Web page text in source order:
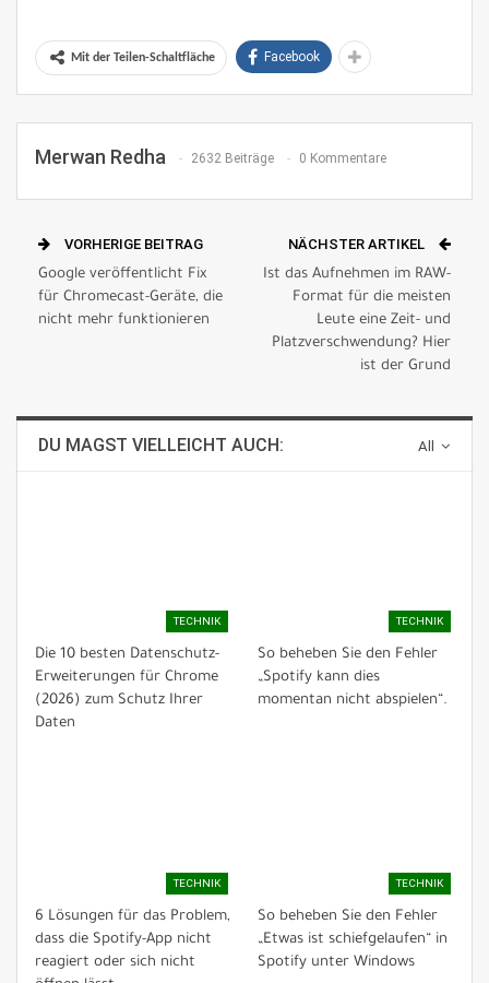
Mit der Teilen-Schaltfläche Facebook
Merwan Redha 2632 Beiträge 0 Kommentare
VORHERIGE BEITRAG
Google veröffentlicht Fix
für Chromecast-Geräte, die
nicht mehr funktionieren
NÄCHSTER ARTIKEL
Ist das Aufnehmen im RAW-
Format für die meisten
Leute eine Zeit- und
Platzverschwendung? Hier
ist der Grund
All
DU MAGST VIELLEICHT AUCH:
TECHNIK
Die 10 besten Datenschutz-
Erweiterungen für Chrome
(2026) zum Schutz Ihrer
Daten
TECHNIK
So beheben Sie den Fehler
„Spotify kann dies
momentan nicht abspielen“.
TECHNIK
6 Lösungen für das Problem,
dass die Spotify-App nicht
reagiert oder sich nicht
TECHNIK
So beheben Sie den Fehler
„Etwas ist schiefgelaufen“ in
Spotify unter Windows